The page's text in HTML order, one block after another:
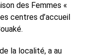
des Femmes «
centres d’accueil
la localité, a au